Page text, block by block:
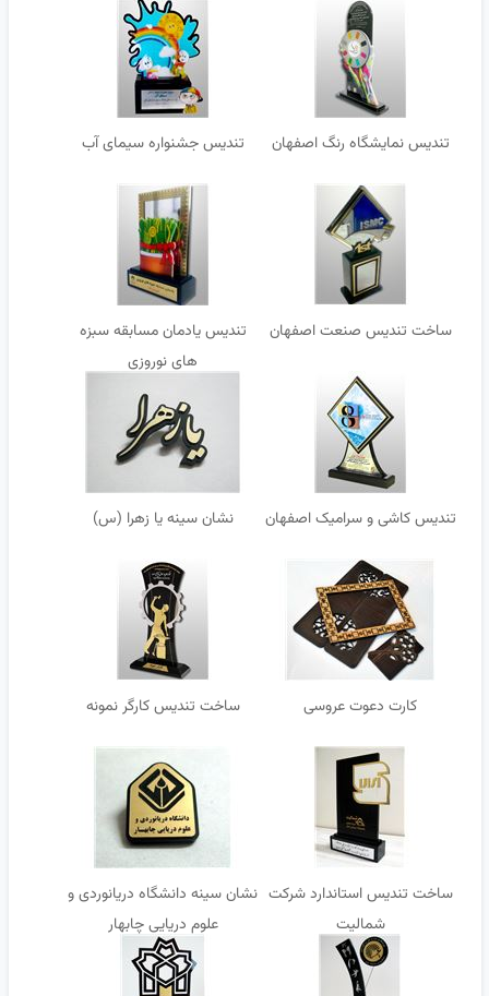
تندیس نمایشگاه رنگ اصفهان تندیس جشنواره سیمای آب
ساخت تندیس صنعت اصفهان
تندیس یادمان مسابقه سبزه
های نوروزی
تندیس کاشی و سرامیک اصفهان نشان سینه یا زهرا (س)
کارت دعوت عروسی ساخت تندیس کارگر نمونه
ساخت تندیس استاندارد شرکت
شمالیت
نشان سینه دانشگاه دریانوردی و
علوم دریایی چابهار